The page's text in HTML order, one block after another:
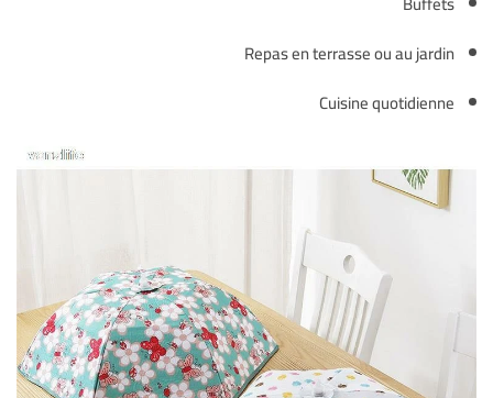
Repas en terrasse ou au jardin
Cuisine quotidienne